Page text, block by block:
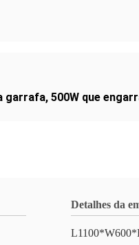
garrafa, 500W que
Detalhes da